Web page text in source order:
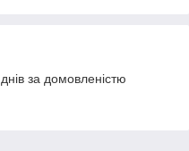
за домовленістю